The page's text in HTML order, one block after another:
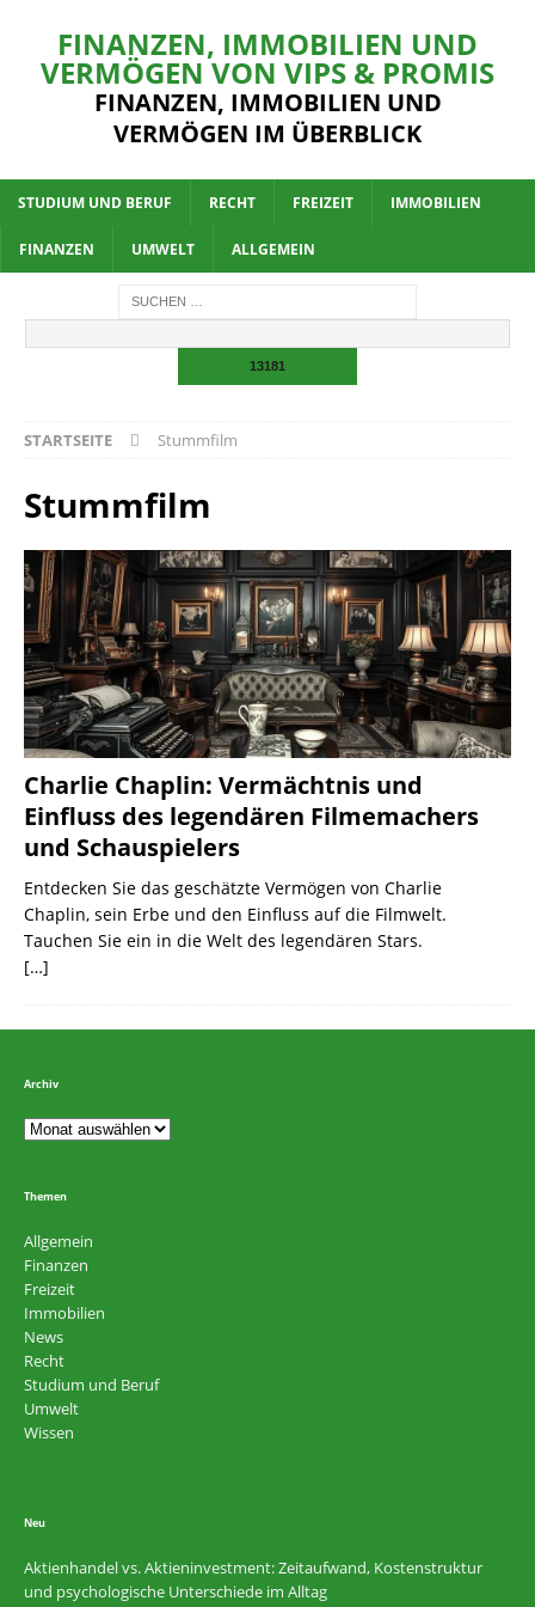
FINANZEN, IMMOBILIEN UND
VERMÖGEN VON VIPS & PROMIS
FINANZEN, IMMOBILIEN UND
VERMÖGEN IM ÜBERBLICK
STUDIUM UND BERUF RECHT FREIZEIT IMMOBILIEN
FINANZEN UMWELT ALLGEMEIN
STARTSEITE Stummfilm
Stummfilm
Charlie Chaplin: Vermächtnis und
Einfluss des legendären Filmemachers
und Schauspielers
Entdecken Sie das geschätzte Vermögen von Charlie
Chaplin, sein Erbe und den Einfluss auf die Filmwelt.
Tauchen Sie ein in die Welt des legendären Stars.
[…]
Archiv
Themen
Allgemein
Finanzen
Freizeit
Immobilien
News
Recht
Studium und Beruf
Umwelt
Wissen
Neu
Aktienhandel vs. Aktieninvestment: Zeitaufwand, Kostenstruktur
und psychologische Unterschiede im Alltag